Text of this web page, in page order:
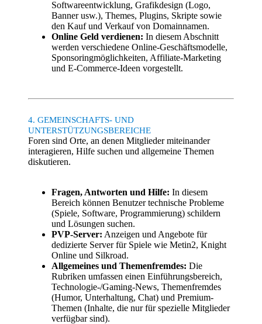
Softwareentwicklung, Grafikdesign (Logo,
Banner usw.), Themes, Plugins, Skripte sowie
den Kauf und Verkauf von Domainnamen.
Online Geld verdienen: In diesem Abschnitt
werden verschiedene Online-Geschäftsmodelle,
Sponsoringmöglichkeiten, Affiliate-Marketing
und E-Commerce-Ideen vorgestellt.
4. GEMEINSCHAFTS- UND
UNTERSTÜTZUNGSBEREICHE
Foren sind Orte, an denen Mitglieder miteinander
interagieren, Hilfe suchen und allgemeine Themen
diskutieren.
Fragen, Antworten und Hilfe: In diesem
Bereich können Benutzer technische Probleme
(Spiele, Software, Programmierung) schildern
und Lösungen suchen.
PVP-Server: Anzeigen und Angebote für
dedizierte Server für Spiele wie Metin2, Knight
Online und Silkroad.
Allgemeines und Themenfremdes: Die
Rubriken umfassen einen Einführungsbereich,
Technologie-/Gaming-News, Themenfremdes
(Humor, Unterhaltung, Chat) und Premium-
Themen (Inhalte, die nur für spezielle Mitglieder
verfügbar sind).